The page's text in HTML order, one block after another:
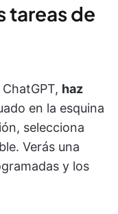
tareas de
haz
en la esquina
selecciona
Verás una
y los